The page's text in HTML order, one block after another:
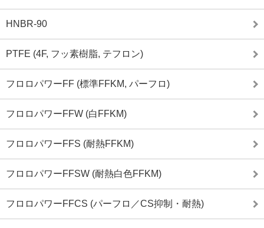
HNBR-90
PTFE (4F, フッ素樹脂, テフロン)
フロロパワーFF (標準FFKM, パーフロ)
フロロパワーFFW (白FFKM)
フロロパワーFFS (耐熱FFKM)
フロロパワーFFSW (耐熱白色FFKM)
フロロパワーFFCS (パーフロ／CS抑制・耐熱)